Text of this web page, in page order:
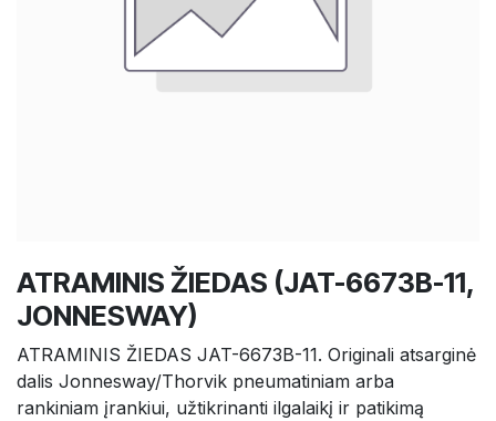
ATRAMINIS ŽIEDAS (JAT-6673B-11,
JONNESWAY)
ATRAMINIS ŽIEDAS JAT-6673B-11. Originali atsarginė
dalis Jonnesway/Thorvik pneumatiniam arba
rankiniam įrankiui, užtikrinanti ilgalaikį ir patikimą